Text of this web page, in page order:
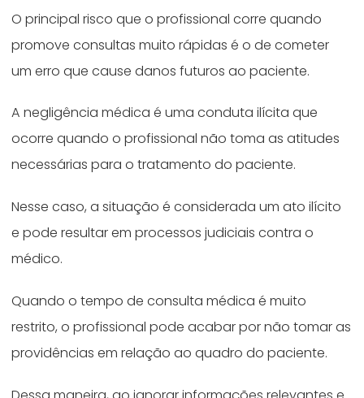
O principal risco que o profissional corre quando
promove consultas muito rápidas é o de cometer
um erro que cause danos futuros ao paciente.
A negligência médica é uma conduta ilícita que
ocorre quando o profissional não toma as atitudes
necessárias para o tratamento do paciente.
Nesse caso, a situação é considerada um ato ilícito
e pode resultar em processos judiciais contra o
médico.
Quando o tempo de consulta médica é muito
restrito, o profissional pode acabar por não tomar as
providências em relação ao quadro do paciente.